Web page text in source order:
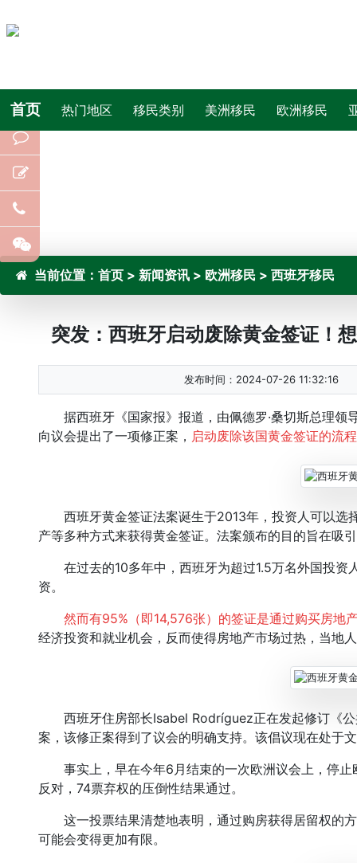
首页 热门地区 移民类别 美洲移民 欧洲移民
当前位置： 首页 > 新闻资讯 > 欧洲移民 > 西班牙移民
突发：西班牙启动废除黄金签证！
发布时间：2024-07-26 11:32:16
据西班牙《国家报》报道，由佩德罗·桑切斯总理领
向议会提出了一项修正案， 启动废除该国黄金签证的流
西班牙黄金签证法案诞生于2013年，投资人可以选
产等多种方式来获得黄金签证。法案颁布的目的旨在吸
在过去的10多年中，西班牙为超过1.5万名外国投资
资。
然而有95%（即14,576张）的签证是通过购买房地
经济投资和就业机会，反而使得房地产市场过热，当地
西班牙住房部长Isabel Rodríguez正在发起修订《公
案，该修正案得到了议会的明确支持。该倡议现在处于
事实上，早在今年6月结束的一次欧洲议会上，停止
反对，74票弃权的压倒性结果通过。
这一投票结果清楚地表明，通过购房获得居留权的
可能会变得更加有限。